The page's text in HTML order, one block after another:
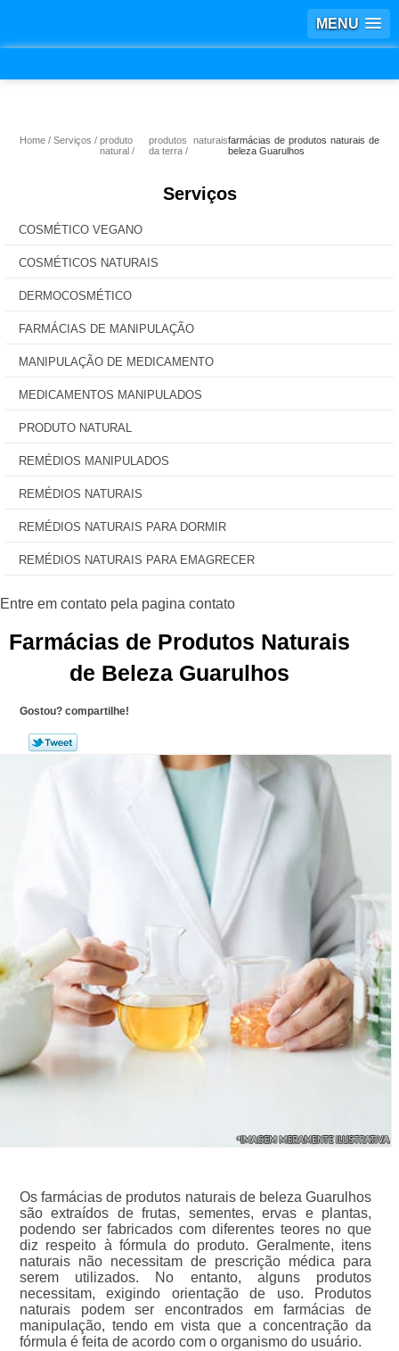
MENU
Home Serviços
produto
natural
produtos naturais
da terra
farmácias de produtos naturais de
beleza Guarulhos
Serviços
COSMÉTICO VEGANO
COSMÉTICOS NATURAIS
DERMOCOSMÉTICO
FARMÁCIAS DE MANIPULAÇÃO
MANIPULAÇÃO DE MEDICAMENTO
MEDICAMENTOS MANIPULADOS
PRODUTO NATURAL
REMÉDIOS MANIPULADOS
REMÉDIOS NATURAIS
REMÉDIOS NATURAIS PARA DORMIR
REMÉDIOS NATURAIS PARA EMAGRECER
Farmácias de Produtos Naturais
de Beleza Guarulhos
Gostou? compartilhe!
Os farmácias de produtos naturais de beleza Guarulhos
são extraídos de frutas, sementes, ervas e plantas,
podendo ser fabricados com diferentes teores no que
diz respeito à fórmula do produto. Geralmente, itens
naturais não necessitam de prescrição médica para
serem utilizados. No entanto, alguns produtos
necessitam, exigindo orientação de uso. Produtos
naturais podem ser encontrados em farmácias de
manipulação, tendo em vista que a concentração da
fórmula é feita de acordo com o organismo do usuário.